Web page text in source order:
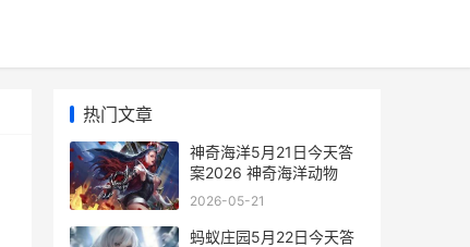
热门文章
神奇海洋5月21日今天答
案2026 神奇海洋动物
2026-05-21
蚂蚁庄园5月22日今天答